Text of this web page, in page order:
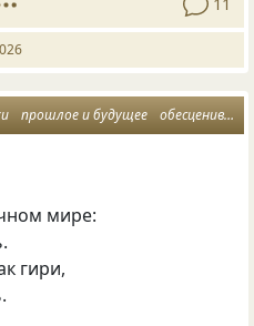
11
прошлое и будущее обесценивание
мире:
гири,